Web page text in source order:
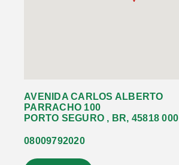
AVENIDA CARLOS ALBERTO
PARRACHO 100
PORTO SEGURO , BR, 45818 000
08009792020